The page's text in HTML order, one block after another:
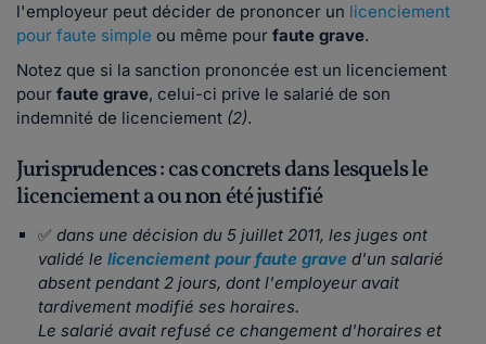
l'employeur peut décider de prononcer un licenciement
pour faute simple ou même pour faute grave.
Notez que si la sanction prononcée est un licenciement
pour faute grave, celui-ci prive le salarié de son
indemnité de licenciement (2).
Jurisprudences : cas concrets dans lesquels le
licenciement a ou non été justifié
✅ dans une décision du 5 juillet 2011, les juges ont
validé le licenciement pour faute grave d'un salarié
absent pendant 2 jours, dont l'employeur avait
tardivement modifié ses horaires.
Le salarié avait refusé ce changement d'horaires et